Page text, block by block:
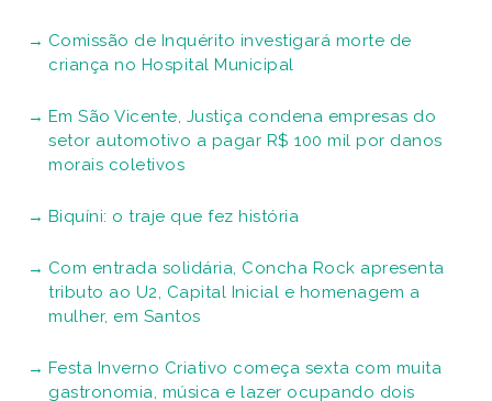
Comissão de Inquérito investigará morte de
criança no Hospital Municipal
Em São Vicente, Justiça condena empresas do
setor automotivo a pagar R$ 100 mil por danos
morais coletivos
Biquíni: o traje que fez história
Com entrada solidária, Concha Rock apresenta
tributo ao U2, Capital Inicial e homenagem a
mulher, em Santos
Festa Inverno Criativo começa sexta com muita
gastronomia, música e lazer ocupando dois